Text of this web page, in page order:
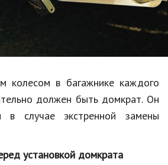
колесом в багажнике каждого
должен быть домкрат. Он
в случае экстренной замены
установкой домкрата